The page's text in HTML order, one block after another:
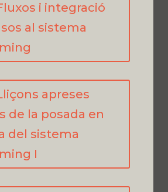
i integració
al sistema
apreses
de la posada en
del sistema
I